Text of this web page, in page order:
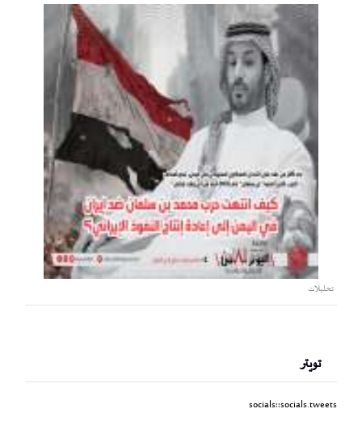
تحليلات
تويتر
socials::socials.tweets